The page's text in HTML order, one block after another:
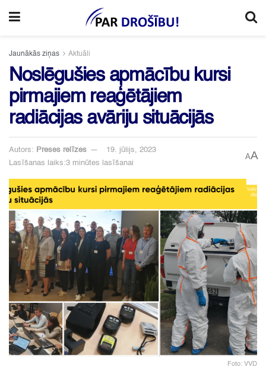
Jaunākās ziņas Aktuāli
Noslēgušies apmācību kursi
pirmajiem reaģētājiem
radiācijas avāriju situācijās
Autors: Preses relīzes
19. jūlijs, 2023
Lasīšanas laiks:3 minūtes lasīšanai
AA
Foto: VVD